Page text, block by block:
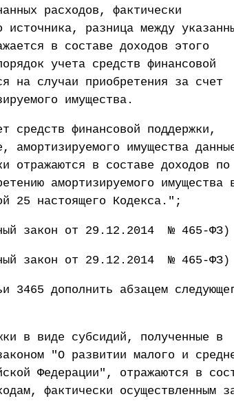
расходов, фактически
источника, разница между
в составе доходов этого
учета средств финансовой
на случаи приобретения за счет
имущества.
средств финансовой поддержки,
амортизируемого имущества
отражаются в составе доходов по
амортизируемого имущества
25 настоящего Кодекса.";
закон от 29.12.2014 № 465-ФЗ)
закон от 29.12.2014 № 465-ФЗ)
3465 дополнить абзацем
в виде субсидий, полученные в
"О развитии малого и
Федерации", отражаются в
фактически осуществленным